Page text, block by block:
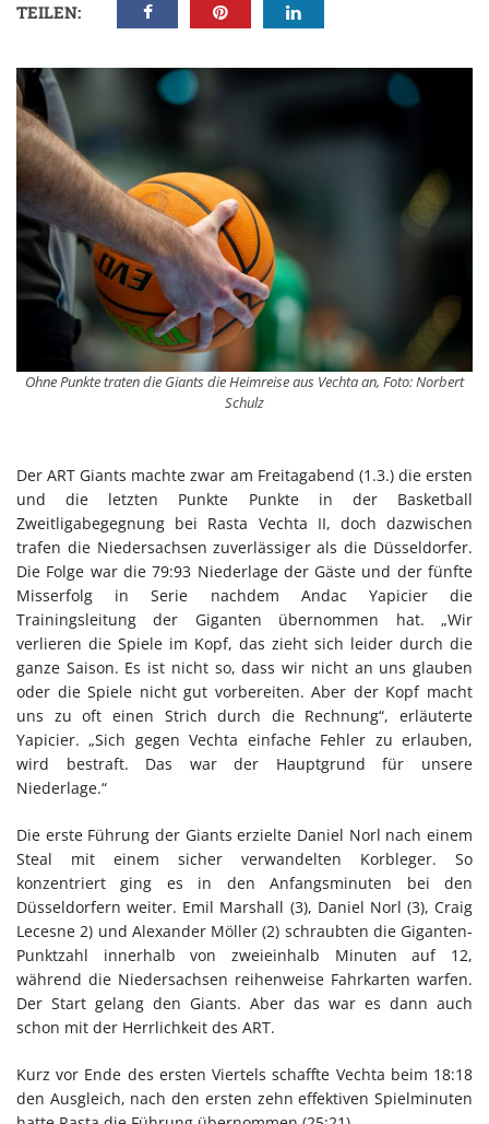
TEILEN:
Ohne Punkte traten die Giants die Heimreise aus Vechta an, Foto: Norbert
Schulz
Der ART Giants machte zwar am Freitagabend (1.3.) die ersten
und die letzten Punkte Punkte in der Basketball
Zweitligabegegnung bei Rasta Vechta II, doch dazwischen
trafen die Niedersachsen zuverlässiger als die Düsseldorfer.
Die Folge war die 79:93 Niederlage der Gäste und der fünfte
Misserfolg in Serie nachdem Andac Yapicier die
Trainingsleitung der Giganten übernommen hat. „Wir
verlieren die Spiele im Kopf, das zieht sich leider durch die
ganze Saison. Es ist nicht so, dass wir nicht an uns glauben
oder die Spiele nicht gut vorbereiten. Aber der Kopf macht
uns zu oft einen Strich durch die Rechnung“, erläuterte
Yapicier. „Sich gegen Vechta einfache Fehler zu erlauben,
wird bestraft. Das war der Hauptgrund für unsere
Niederlage.“
Die erste Führung der Giants erzielte Daniel Norl nach einem
Steal mit einem sicher verwandelten Korbleger. So
konzentriert ging es in den Anfangsminuten bei den
Düsseldorfern weiter. Emil Marshall (3), Daniel Norl (3), Craig
Lecesne 2) und Alexander Möller (2) schraubten die Giganten-
Punktzahl innerhalb von zweieinhalb Minuten auf 12,
während die Niedersachsen reihenweise Fahrkarten warfen.
Der Start gelang den Giants. Aber das war es dann auch
schon mit der Herrlichkeit des ART.
Kurz vor Ende des ersten Viertels schaffte Vechta beim 18:18
den Ausgleich, nach den ersten zehn effektiven Spielminuten